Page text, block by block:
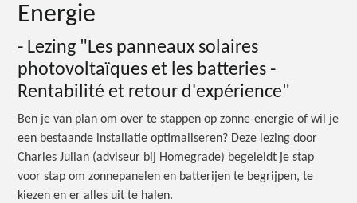
Energie
- Lezing "Les panneaux solaires
photovoltaïques et les batteries -
Rentabilité et retour d'expérience"
Ben je van plan om over te stappen op zonne-energie of wil je
een bestaande installatie optimaliseren? Deze lezing door
Charles Julian (adviseur bij Homegrade) begeleidt je stap
voor stap om zonnepanelen en batterijen te begrijpen, te
kiezen en er alles uit te halen.